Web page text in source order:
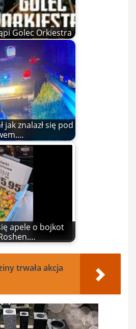
Golec Orkiestra
jak znalazł się pod
apele o bojkot
trwała akcja